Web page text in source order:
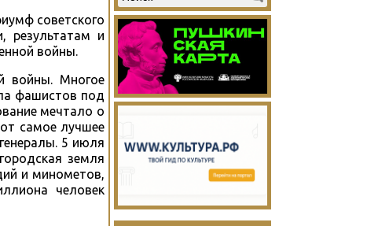
советского
результатам и
войны.
войны. Многое
фашистов под
мечтало о
самое лучшее
5 июля
земля
и минометов,
человек